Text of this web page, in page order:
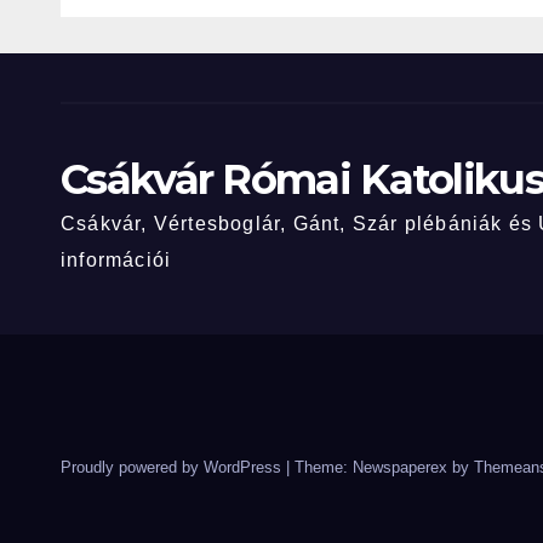
Csákvár Római
Csákvár, Vértesboglár, Gánt, Szár plébániák
információi
Proudly powered by WordPress Theme: Newspaperex by